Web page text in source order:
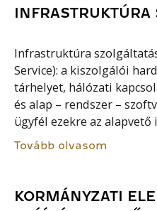
INFRASTRUKTÚRA
Infrastruktúra
Service): a kiszolgálói
tárhelyet, hálózati
és alap – rendszer –
ügyfél ezekre az
Tovább olvasom
KORMÁNYZATI